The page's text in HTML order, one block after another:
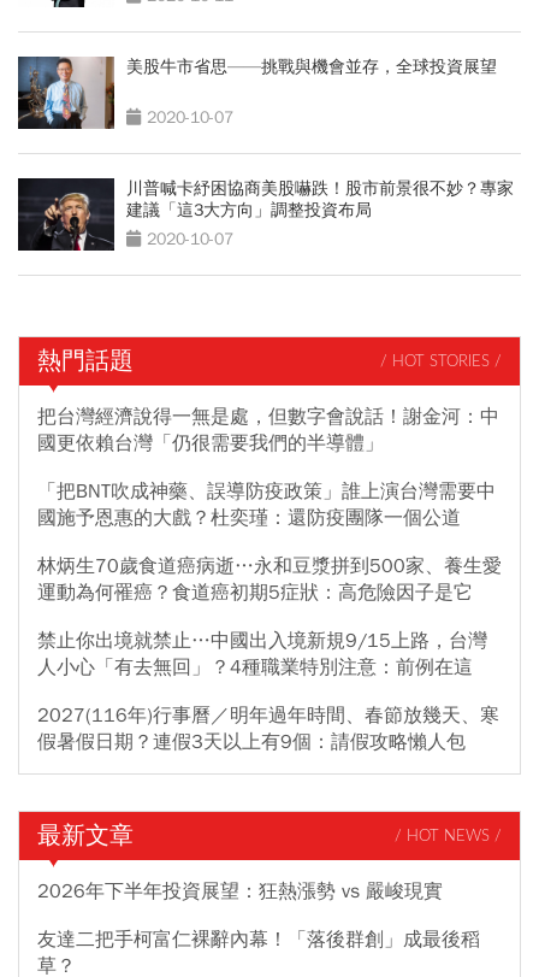
美股牛市省思——挑戰與機會並存，全球投資展望
2020-10-07
川普喊卡紓困協商美股嚇跌！股市前景很不妙？專家
建議「這3大方向」調整投資布局
2020-10-07
熱門話題 / HOT STORIES /
把台灣經濟說得一無是處，但數字會說話！謝金河：中
國更依賴台灣「仍很需要我們的半導體」
「把BNT吹成神藥、誤導防疫政策」誰上演台灣需要中
國施予恩惠的大戲？杜奕瑾：還防疫團隊一個公道
林炳生70歲食道癌病逝…永和豆漿拼到500家、養生愛
運動為何罹癌？食道癌初期5症狀：高危險因子是它
禁止你出境就禁止…中國出入境新規9/15上路，台灣
人小心「有去無回」？4種職業特別注意：前例在這
2027(116年)行事曆／明年過年時間、春節放幾天、寒
假暑假日期？連假3天以上有9個：請假攻略懶人包
最新文章 / HOT NEWS /
2026年下半年投資展望：狂熱漲勢 vs 嚴峻現實
友達二把手柯富仁裸辭內幕！「落後群創」成最後稻
草？